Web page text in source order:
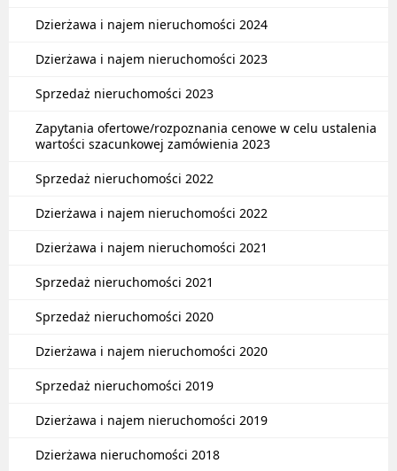
Dzierżawa i najem nieruchomości 2024
Dzierżawa i najem nieruchomości 2023
Sprzedaż nieruchomości 2023
Zapytania ofertowe/rozpoznania cenowe w celu ustalenia
wartości szacunkowej zamówienia 2023
Sprzedaż nieruchomości 2022
Dzierżawa i najem nieruchomości 2022
Dzierżawa i najem nieruchomości 2021
Sprzedaż nieruchomości 2021
Sprzedaż nieruchomości 2020
Dzierżawa i najem nieruchomości 2020
Sprzedaż nieruchomości 2019
Dzierżawa i najem nieruchomości 2019
Dzierżawa nieruchomości 2018